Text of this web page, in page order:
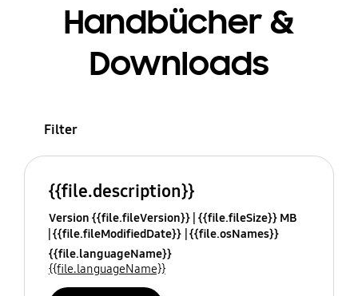
Handbücher &
Downloads
Filter
{{file.description}}
Version {{file.fileVersion}} {{file.fileSize}} MB
{{file.fileModifiedDate}} {{file.osNames}}
{{file.languageName}}
{{file.languageName}}